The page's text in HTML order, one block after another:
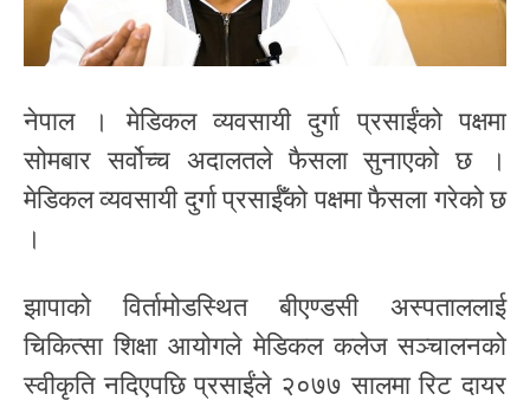
नेपाल । मेडिकल व्यवसायी दुर्गा प्रसाईंको पक्षमा
सोमबार सर्वोच्च अदालतले फैसला सुनाएको छ ।
मेडिकल व्यवसायी दुर्गा प्रसाईँको पक्षमा फैसला गरेको छ
।
झापाको विर्तामोडस्थित बीएण्डसी अस्पताललाई
चिकित्सा शिक्षा आयोगले मेडिकल कलेज सञ्चालनको
स्वीकृति नदिएपछि प्रसाईंले २०७७ सालमा रिट दायर